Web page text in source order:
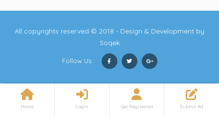
Home Login Get Registered Submit Ad
All copyrights reserved © 2018 - Design & Development by
Soqek
Follow Us :